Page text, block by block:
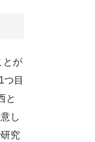
とが
目
と
し
究